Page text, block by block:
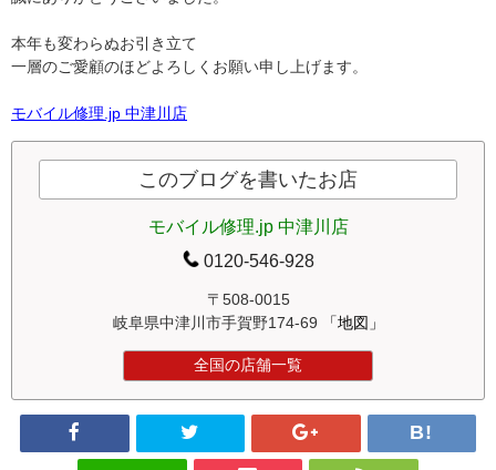
本年も変わらぬお引き立て
一層のご愛顧のほどよろしくお願い申し上げます。
モバイル修理.jp 中津川店
このブログを書いたお店
モバイル修理.jp 中津川店
0120-546-928
〒508-0015
岐阜県中津川市手賀野174-69
「地図」
全国の店舗一覧